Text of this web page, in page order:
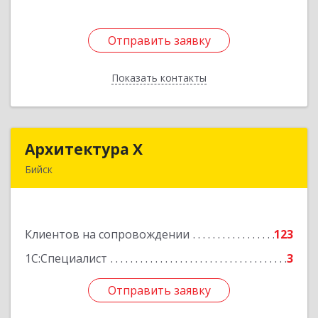
Отправить заявку
Показать контакты
Отправить заявку
Назад
Архитектура Х
Бийск
Клиентов на сопровождении
123
1С:Специалист
3
Отправить заявку
Подробнее
Отправить заявку